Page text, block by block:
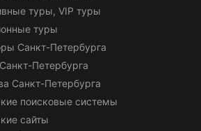
туры, VIP туры
туры
Санкт-Петербурга
Петербурга
Санкт-Петербурга
поисковые системы
сайты